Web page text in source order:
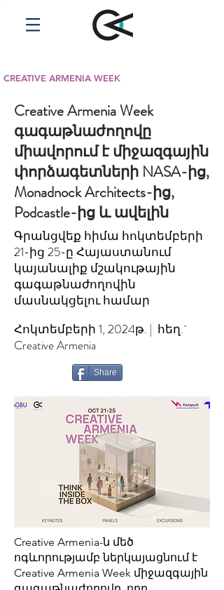
CREATIVE ARMENIA WEEK
Creative Armenia Week
գագաթնաժողովը
միավորում է միջազգային
փորձագետների NASA-ից,
Monadnock Architects-ից,
Podcastle-ից և ավելին
Գրանցվեք հիմա հոկտեմբերի
21-ից 25-ը Հայաստանում
կայանալիք մշակութային
գագաթնաժողովին
մասնակցելու համար
Հոկտեմբերի 1, 2024թ. | հեղ.`
Creative Armenia
Share
Creative Armenia-ն մեծ
ոգևորությամբ ներկայացնում է
Creative Armenia Week միջազգային